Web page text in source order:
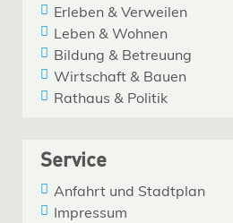
Erleben & Verweilen
Leben & Wohnen
Bildung & Betreuung
Wirtschaft & Bauen
Rathaus & Politik
Service
Anfahrt und Stadtplan
Impressum